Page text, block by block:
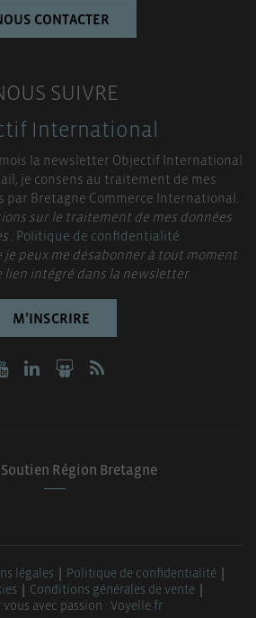
CONTACTER
SUIVRE
International
la newsletter Objectif International
je consens au traitement de mes
par Bretagne Commerce International.
sur le traitement de mes données
:Politique de confidentialité
je peux me désabonner à tout moment
lien intégré dans la newsletter.
M’INSCRIRE
légales
Politique de confidentialité
Conditions générales de vente
vous avec passion : Voyelle.fr